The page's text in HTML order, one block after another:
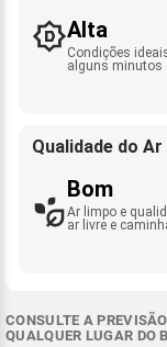
Alta
Condições
alguns minutos
Qualidade do Ar
Bom
Ar limpo e
ar livre e
CONSULTE A
QUALQUER LUGAR DO